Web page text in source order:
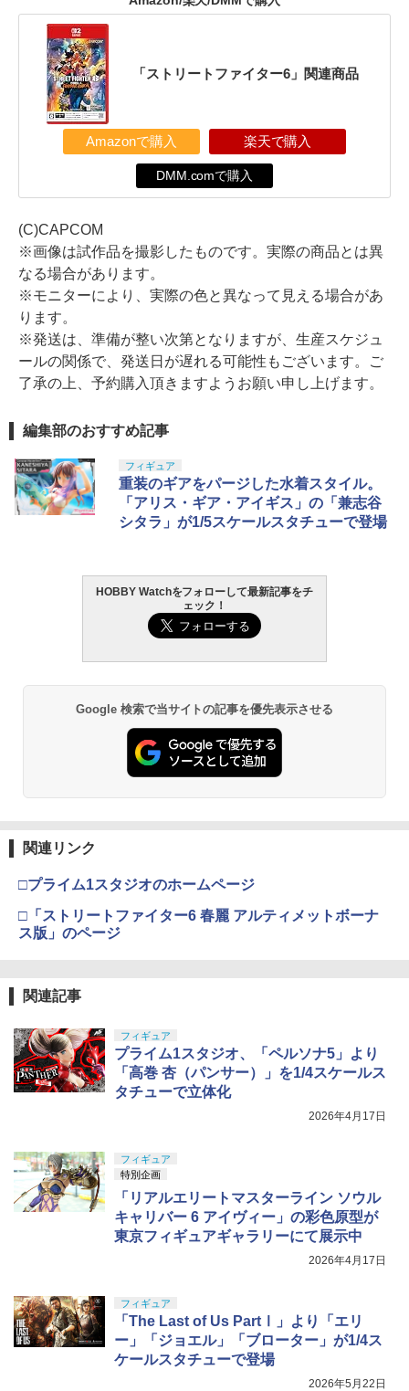
「ストリートファイター6」関連商品
Amazonで購入 楽天で購入
DMM.comで購入
(C)CAPCOM
※画像は試作品を撮影したものです。実際の商品とは異
なる場合があります。
※モニターにより、実際の色と異なって見える場合があ
ります。
※発送は、準備が整い次第となりますが、生産スケジュ
ールの関係で、発送日が遅れる可能性もございます。ご
了承の上、予約購入頂きますようお願い申し上げます。
編集部のおすすめ記事
フィギュア
重装のギアをパージした水着スタイル。
「アリス・ギア・アイギス」の「兼志谷
シタラ」が1/5スケールスタチューで登場
HOBBY Watchをフォローして最新記事をチ
ェック！
Google 検索で当サイトの記事を優先表示させる
関連リンク
□プライム1スタジオのホームページ
□「ストリートファイター6 春麗 アルティメットボーナ
ス版」のページ
関連記事
フィギュア
プライム1スタジオ、「ペルソナ5」より
「高巻 杏（パンサー）」を1/4スケールス
タチューで立体化
2026年4月17日
フィギュア
特別企画
「リアルエリートマスターライン ソウル
キャリバー 6 アイヴィー」の彩色原型が
東京フィギュアギャラリーにて展示中
2026年4月17日
フィギュア
「The Last of Us PartⅠ」より「エリ
ー」「ジョエル」「ブローター」が1/4ス
ケールスタチューで登場
2026年5月22日